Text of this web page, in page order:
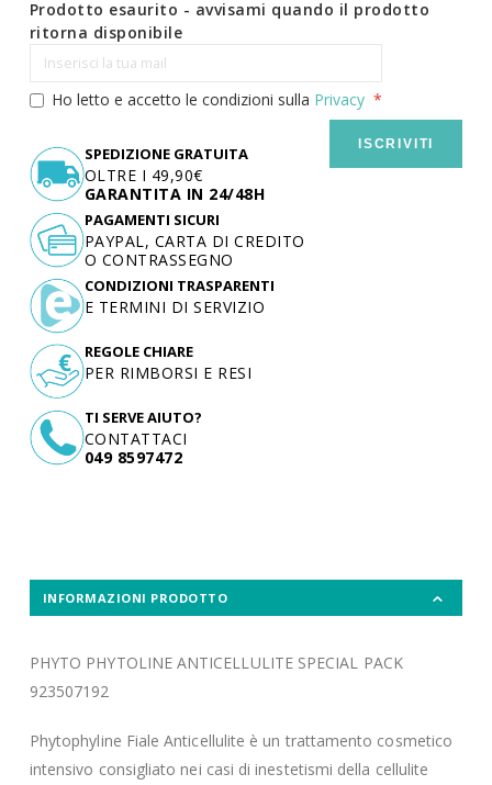
Prodotto esaurito - avvisami quando il prodotto
ritorna disponibile
Ho letto e accetto le condizioni sulla Privacy
ISCRIVITI
SPEDIZIONE GRATUITA
OLTRE I 49,90€
GARANTITA IN 24/48H
TI SERVE AIUTO?
CONTATTACI
049 8597472
PAGAMENTI SICURI
PAYPAL, CARTA DI CREDITO
O CONTRASSEGNO
CONDIZIONI TRASPARENTI
E TERMINI DI SERVIZIO
REGOLE CHIARE
PER RIMBORSI E RESI
INFORMAZIONI PRODOTTO
PHYTO PHYTOLINE ANTICELLULITE SPECIAL PACK
923507192
Phytophyline Fiale Anticellulite è un trattamento cosmetico
intensivo consigliato nei casi di inestetismi della cellulite